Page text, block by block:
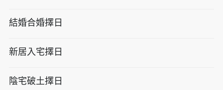
結婚合婚擇日
新居入宅擇日
陰宅破土擇日